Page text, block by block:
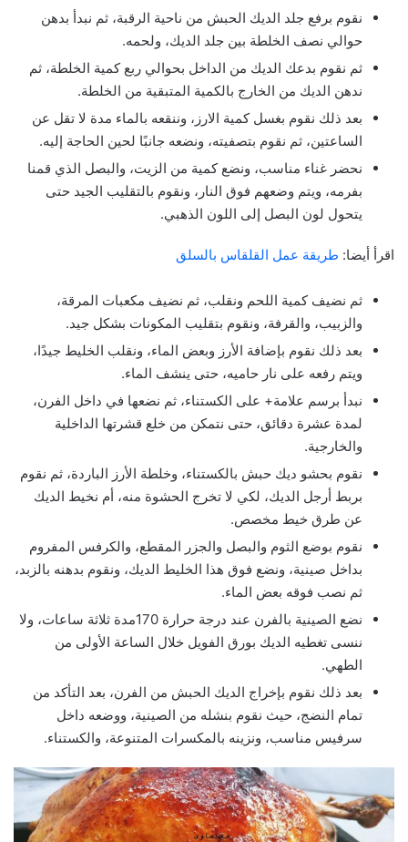
نقوم برفع جلد الديك الحبش من ناحية الرقبة، ثم نبدأ بدهن
حوالي نصف الخلطة بين جلد الديك، ولحمه.
ثم نقوم بدعك الديك من الداخل بحوالي ربع كمية الخلطة، ثم
ندهن الديك من الخارج بالكمية المتبقية من الخلطة.
بعد ذلك نقوم بغسل كمية الارز، وننقعه بالماء مدة لا تقل عن
الساعتين، ثم نقوم بتصفيته، ونضعه جانبًا لحين الحاجة إليه.
نحضر غناء مناسب، ونضع كمية من الزيت، والبصل الذي قمنا
بفرمه، ويتم وضعهم فوق النار، ونقوم بالتقليب الجيد حتى
يتحول لون البصل إلى اللون الذهبي.
اقرأ أيضا: طريقة عمل القلقاس بالسلق
ثم نضيف كمية اللحم ونقلب، ثم نضيف مكعبات المرقة،
والزبيب، والقرفة، ونقوم بتقليب المكونات بشكل جيد.
بعد ذلك نقوم بإضافة الأرز وبعض الماء، ونقلب الخليط جيدًا،
ويتم رفعه على نار حاميه، حتى ينشف الماء.
نبدأ برسم علامة+ على الكستناء، ثم نضعها في داخل الفرن،
لمدة عشرة دقائق، حتى نتمكن من خلع قشرتها الداخلية
والخارجية.
نقوم بحشو ديك حبش بالكستناء، وخلطة الأرز الباردة، ثم نقوم
بربط أرجل الديك، لكي لا تخرج الحشوة منه، أم نخيط الديك
عن طرق خيط مخصص.
نقوم بوضع الثوم والبصل والجزر المقطع، والكرفس المفروم
بداخل صينية، ونضع فوق هذا الخليط الديك، ونقوم بدهنه بالزبد،
ثم نصب فوقه بعض الماء.
نضع الصينية بالفرن عند درجة حرارة 170مدة ثلاثة ساعات، ولا
ننسى تغطيه الديك بورق الفويل خلال الساعة الأولى من
الطهي.
بعد ذلك نقوم بإخراج الديك الحبش من الفرن، بعد التأكد من
تمام النضج، حيث نقوم بنشله من الصينية، ووضعه داخل
سرفيس مناسب، ونزينه بالمكسرات المتنوعة، والكستناء.